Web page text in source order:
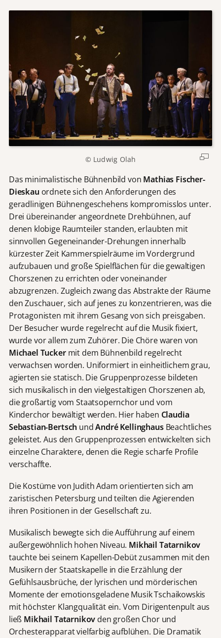
© Ludwig Olah
Das minimalistische Bühnenbild von Mathias Fischer-
Dieskau ordnete sich den Anforderungen des
geradlinigen Bühnengeschehens kompromisslos unter.
Drei übereinander angeordnete Drehbühnen, auf
denen klobige Raumteiler standen, erlaubten mit
sinnvollen Gegeneinander-Drehungen innerhalb
kürzester Zeit Kammerspielräume im Vordergrund
aufzubauen und große Spielflächen für die gewaltigen
Chorszenen zu errichten oder voneinander
abzugrenzen. Zugleich zwang das Abstrakte der Räume
den Zuschauer, sich auf jenes zu konzentrieren, was die
Protagonisten mit ihrem Gesang von sich preisgaben.
Der Besucher wurde regelrecht auf die Musik fixiert,
wurde vor allem zum Zuhörer. Die Chöre waren von
Michael Tuckermit dem Bühnenbild regelrecht
verwachsen worden. Uniformiert in einheitlichem grau,
agierten sie statisch. Die Gruppenprozesse bildeten
sich musikalisch in den vielgestaltigen Chorszenen ab,
die großartig vom Staatsopernchor und vom
Kinderchor bewältigt werden. Hier haben Claudia
Sebastian-Bertsch undAndré KellinghausBeachtliches
geleistet. Aus den Gruppenprozessen entwickelten sich
einzelne Charaktere, denen die Regie scharfe Profile
verschaffte.
Die Kostüme von Judith Adam orientierten sich am
zaristischen Petersburg und teilten die Agierenden
ihren Positionen in der Gesellschaft zu.
Musikalisch bewegte sich die Aufführung auf einem
außergewöhnlich hohen Niveau. Mikhail Tatarnikov
tauchte bei seinem Kapellen-Debüt zusammen mit den
Musikern der Staatskapelle in die Erzählung der
Gefühlsausbrüche, der lyrischen und mörderischen
Momente der emotionsgeladene Musik Tschaikowskis
mit höchster Klangqualität ein. Vom Dirigentenpult aus
ließ Mikhail Tatarnikov den großen Chor und
Orchesterapparat vielfarbig aufblühen. Die Dramatik